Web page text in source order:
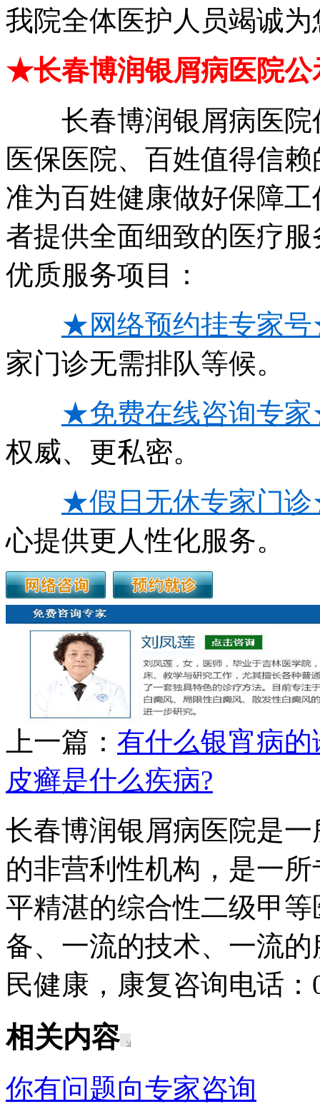
我院全体医护人员竭诚
★长春博润银屑病医院
长春博润银屑病医院
医保医院、百姓值得信
准为百姓健康做好保障
者提供全面细致的医疗
优质服务项目：
★网络预约挂专家
家门诊无需排队等候。
★免费在线咨询专
权威、更私密。
★假日无休专家门
心提供更人性化服务。
上一篇： 有什么银宵病
皮癣是什么疾病?
长春博润银屑病医院是
的非营利性机构，是一
平精湛的综合性二级甲
备、一流的技术、一流
民健康，康复咨询电话：
相关内容
你有问题向专家咨询